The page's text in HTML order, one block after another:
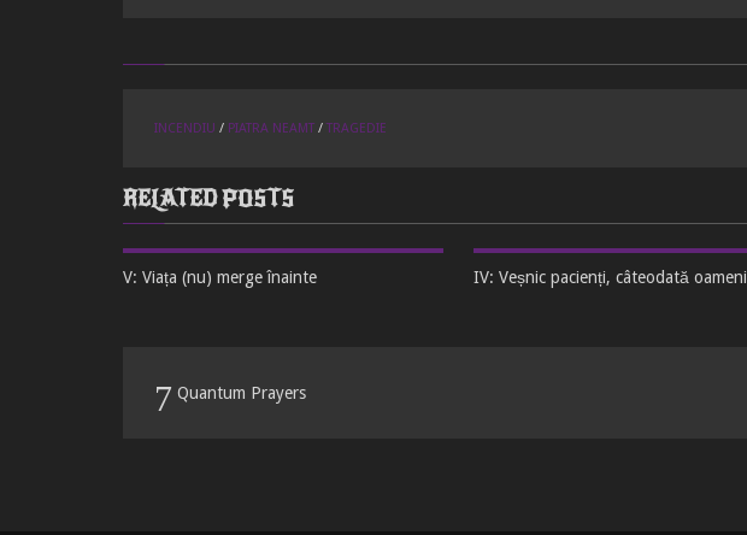
INCENDIU / PIATRA NEAMT / TRAGEDIE
RELATED POSTS
V: Viața (nu) merge înainte IV: Veșnic pacienți, câteodată oameni
Quantum Prayers